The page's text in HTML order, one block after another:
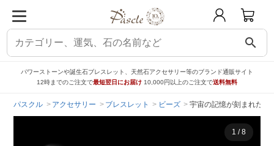
search
パワーストーンや誕生石ブレスレット、天然石アクセサリー等のブランド通販サイト
12時までのご注文で最短翌日にお届け 10,000円以上のご注文で送料無料
パスクル アクセサリー ブレスレット ビーズ 宇宙の記憶が刻まれた鉱
1 /8